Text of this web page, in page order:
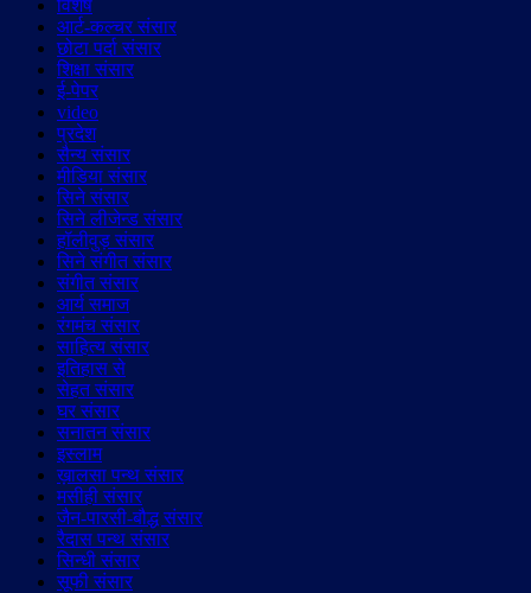
विशेष
आर्ट-कल्चर संसार
छोटा पर्दा संसार
शिक्षा संसार
ई-पेपर
video
प्रदेश
सैन्य संसार
मीडिया संसार
सिने संसार
सिने लीजेन्ड संसार
हॉलीवुड़ संसार
सिने संगीत संसार
संगीत संसार
आर्य समाज
रंगमंच संसार
साहित्य संसार
इतिहास से
सेहत संसार
घर संसार
सनातन संसार
इस्लाम
ख़ालसा पन्थ संसार
मसीही संसार
जैन-पारसी-बौद्ध संसार
रैदास पन्थ संसार
सिन्धी संसार
सूफी संसार